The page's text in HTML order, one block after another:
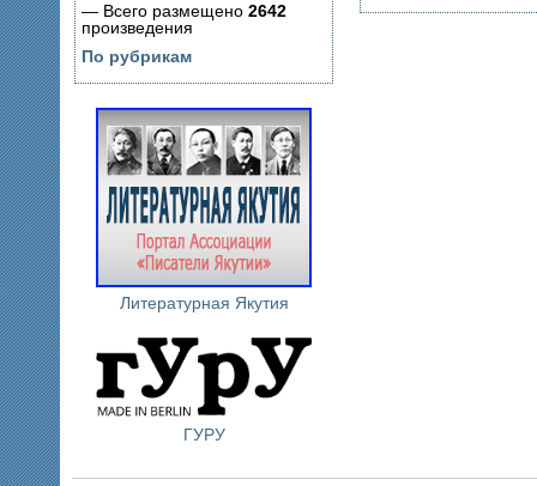
— Всего размещено 2642
произведения
По рубрикам
Литературная Якутия
ГУРУ